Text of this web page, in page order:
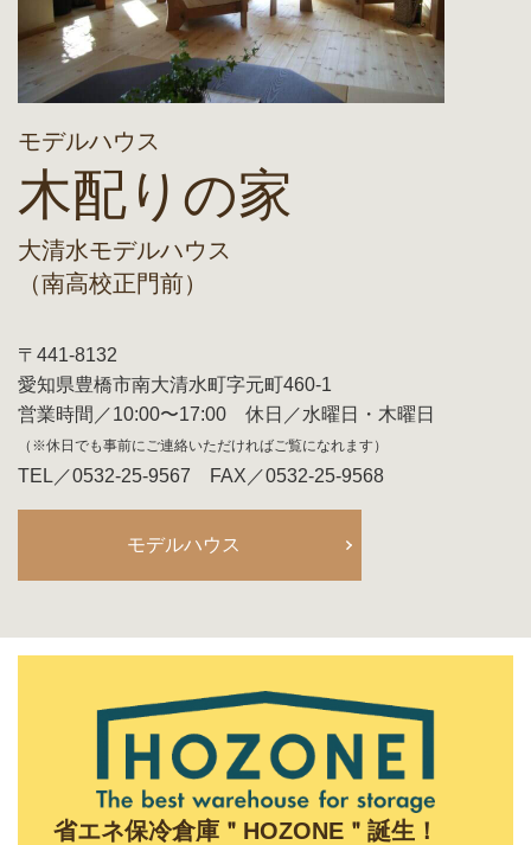
モデルハウス
木配りの家
大清水モデルハウス
（南高校正門前）
〒441-8132
愛知県豊橋市南大清水町字元町460-1
営業時間／10:00〜17:00 休日／水曜日・木曜日
（※休日でも事前にご連絡いただければご覧になれます）
TEL／0532-25-9567 FAX／0532-25-9568
モデルハウス
省エネ保冷倉庫＂HOZONE＂誕生！